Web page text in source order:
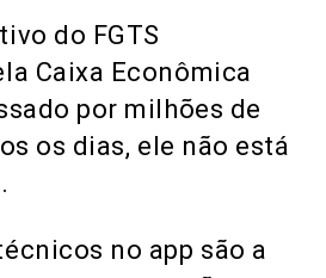
do FGTS
Caixa Econômica
por milhões de
os dias, ele não está
no app são a